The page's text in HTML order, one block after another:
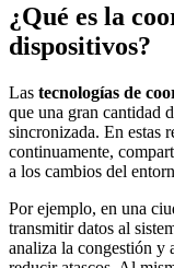
¿Qué es la
dispositivos?
Las tecnologías de
que una gran cantidad
sincronizada. En estas
continuamente,
a los cambios del
Por ejemplo, en una
transmitir datos al
analiza la congestión y